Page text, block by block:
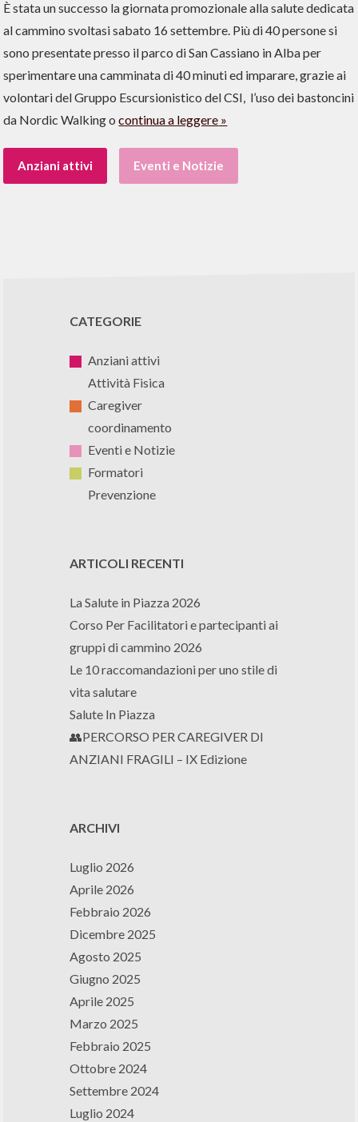
È stata un successo la giornata promozionale alla salute dedicata
al cammino svoltasi sabato 16 settembre. Più di 40 persone si
sono presentate presso il parco di San Cassiano in Alba per
sperimentare una camminata di 40 minuti ed imparare, grazie ai
volontari del Gruppo Escursionistico del CSI, l’uso dei bastoncini
da Nordic Walking ocontinua a leggere
Anziani attivi Eventi e Notizie
CATEGORIE
Anziani attivi
Attività Fisica
Caregiver
coordinamento
Eventi e Notizie
Formatori
Prevenzione
ARTICOLI RECENTI
La Salute in Piazza 2026
Corso Per Facilitatori e partecipanti ai
gruppi di cammino 2026
Le 10 raccomandazioni per uno stile di
vita salutare
Salute In Piazza
👥PERCORSO PER CAREGIVER DI
ANZIANI FRAGILI – IX Edizione
ARCHIVI
Luglio 2026
Aprile 2026
Febbraio 2026
Dicembre 2025
Agosto 2025
Giugno 2025
Aprile 2025
Marzo 2025
Febbraio 2025
Ottobre 2024
Settembre 2024
Luglio 2024